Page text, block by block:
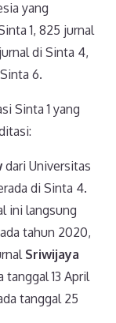
yang
1, 825 jurnal
di Sinta 4,
6.
Sinta 1 yang
dari Universitas
di Sinta 4.
ini langsung
tahun 2020,
Sriwijaya
13 April
tanggal 25